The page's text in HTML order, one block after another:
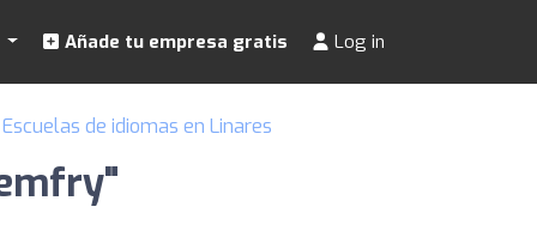
Añade tu empresa gratis Log in
Escuelas de idiomas en Linares